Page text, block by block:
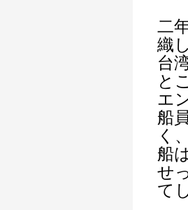
二
織
台
と
エ
船
く、
船
せ
て